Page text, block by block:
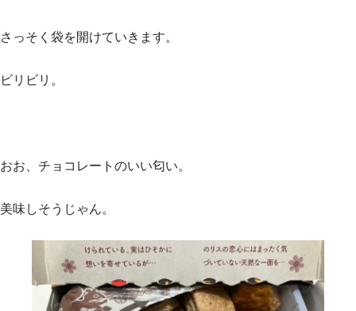
さっそく袋を開けていきます。
ビリビリ。
おお、チョコレートのいい匂い。
美味しそうじゃん。